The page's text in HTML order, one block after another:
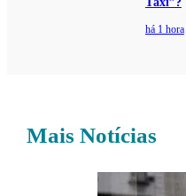
há 1 hora
Mais Notícias